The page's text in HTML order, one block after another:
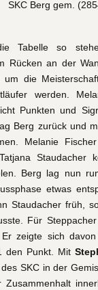
Berg gem.
Tabelle so
Rücken an der
um die
werden.
Punkten und
Berg zurück und
Melanie
Staudacher
Berg lag nun
etwas
Staudacher früh,
Für
Er zeigte sich
den Punkt. Mit
SKC in der
Zusammenhalt